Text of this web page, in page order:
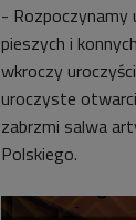
-
pieszych i
wkroczy
uroczyste
zabrzmi salwa
Polskiego.